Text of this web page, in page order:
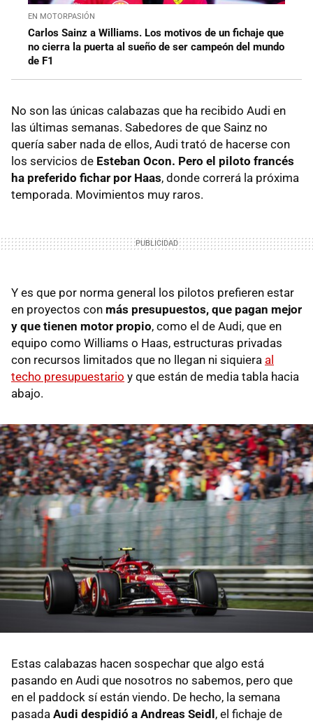
EN MOTORPASIÓN
Carlos Sainz a Williams. Los motivos de un fichaje que
no cierra la puerta al sueño de ser campeón del mundo
de F1
No son las únicas calabazas que ha recibido Audi en
las últimas semanas. Sabedores de que Sainz no
quería saber nada de ellos, Audi trató de hacerse con
los servicios de Esteban Ocon. Pero el piloto francés
ha preferido fichar por Haas, donde correrá la próxima
temporada. Movimientos muy raros.
Y es que por norma general los pilotos prefieren estar
en proyectos con más presupuestos, que pagan mejor
y que tienen motor propio, como el de Audi, que en
equipo como Williams o Haas, estructuras privadas
con recursos limitados que no llegan ni siquiera al
techo presupuestario y que están de media tabla hacia
abajo.
Estas calabazas hacen sospechar que algo está
pasando en Audi que nosotros no sabemos, pero que
en el paddock sí están viendo. De hecho, la semana
pasada Audi despidió a Andreas Seidl , el fichaje de